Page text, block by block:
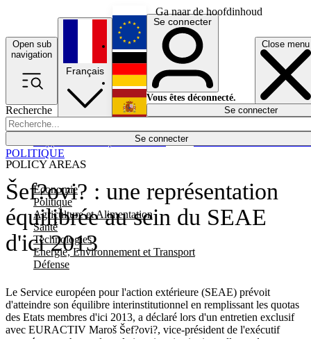
Ga naar de hoofdinhoud
Open sub
navigation
Close menu
Recherche
Se connecter
POLICY AREAS
Economie
Politique
Agriculture et Alimentation
Santé
Technologies
Energie, Environnement et Transport
Défense
Économie
Français
English
Deutsch
Español
Se connecter
Vous êtes déconnecté.
Se connecter
Šef?ovi? : une représentation
équilibrée au sein du SEAE
d'ici 2013
Le Service européen pour l'action extérieure (SEAE) prévoit
d'atteindre son équilibre interinstitutionnel en remplissant les quotas
des Etats membres d'ici 2013, a déclaré lors d'un entretien exclusif
avec EURACTIV Maroš Šef?ovi?, vice-président de l'exécutif
POLITIQUE